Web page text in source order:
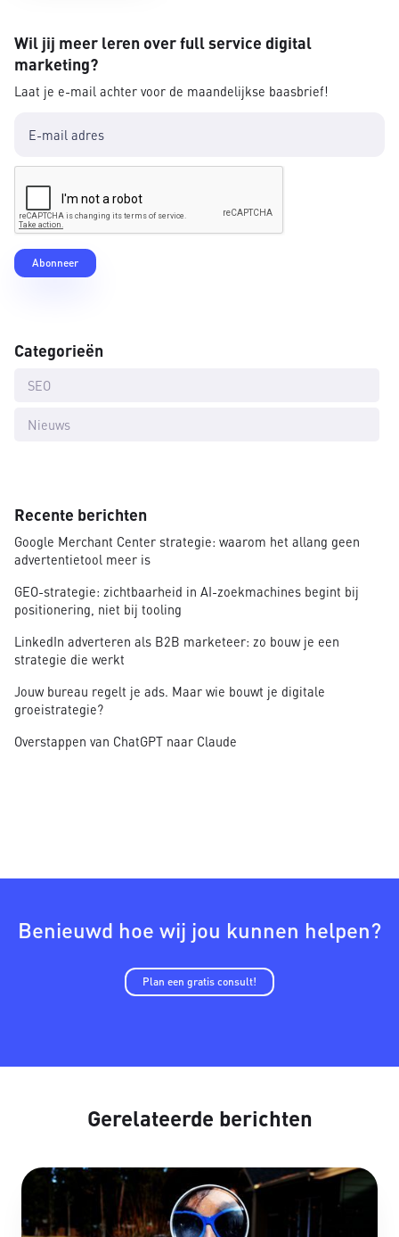
Wil jij meer leren over full service digital
marketing?
Laat je e-mail achter voor de maandelijkse baasbrief!
Categorieën
SEO
Nieuws
Recente berichten
Google Merchant Center strategie: waarom het allang geen
advertentietool meer is
GEO-strategie: zichtbaarheid in AI-zoekmachines begint bij
positionering, niet bij tooling
LinkedIn adverteren als B2B marketeer: zo bouw je een
strategie die werkt
Jouw bureau regelt je ads. Maar wie bouwt je digitale
groeistrategie?
Overstappen van ChatGPT naar Claude
Benieuwd hoe wij jou kunnen helpen?
Plan een gratis consult!
Gerelateerde berichten